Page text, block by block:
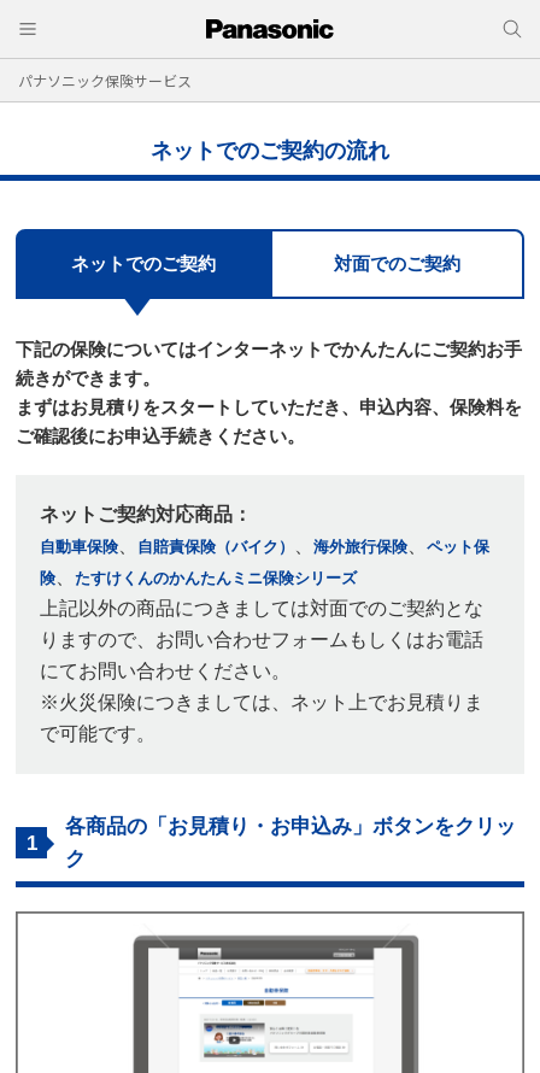
パナソニック保険サービス
ネットでのご契約の流れ
ネットでのご契約 対面でのご契約
下記の保険についてはインターネットでかんたんにご契約お手
続きができます。
まずはお⾒積りをスタートしていただき、申込内容、保険料を
ご確認後にお申込⼿続きください。
ネットご契約対応商品：
自動車保険 自賠責保険（バイク） 、海外旅行保険 、ペット保
険 、たすけくんのかんたんミニ保険シリーズ
上記以外の商品につきましては対面でのご契約とな
りますので、お問い合わせフォームもしくはお電話
にてお問い合わせください。
※火災保険につきましては、ネット上でお見積りま
で可能です。
1
各商品の「お見積り・お申込み」ボタンをクリッ
ク